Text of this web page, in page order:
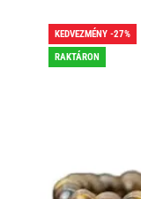
KEDVEZMÉNY -27%
RAKTÁRON